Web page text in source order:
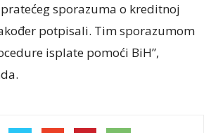
sporazuma o kreditnoj
potpisali. Tim sporazumom
isplate pomoći BiH”,